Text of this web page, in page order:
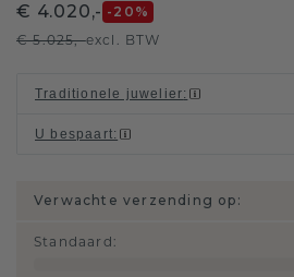
€ 4.020,- -20 %
€ 5.025,-excl. BTW
Traditionele juwelier:
U bespaart:
Verwachte verzending op:
Standaard :